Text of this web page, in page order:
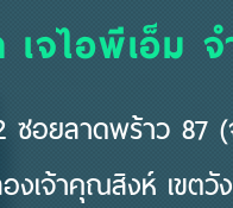
เจไอพีเอ็ม
ซอยลาดพร้าว 87
งเจ้าคุณสิงห์ เขตวั